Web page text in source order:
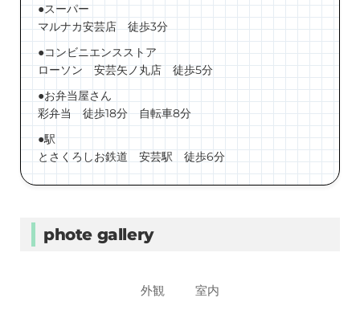
●スーパー
マルナカ安芸店 徒歩3分
●コンビニエンスストア
ローソン 安芸矢ノ丸店 徒歩5分
●お弁当屋さん
彩弁当 徒歩18分 自転車8分
●駅
とさくろしお鉄道 安芸駅 徒歩6分
phote gallery
外観 室内